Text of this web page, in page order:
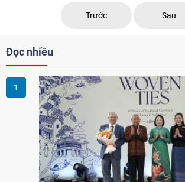
Nẵng. Trên lãnh thổ n
Trước Sau
Đọc nhiều